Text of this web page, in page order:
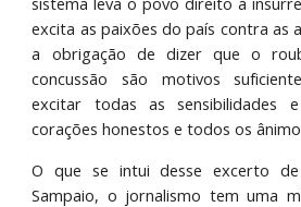
excita as paixões do país contra as
a obrigação de dizer que o
concussão são motivos
excitar todas as sensibilidades
corações honestos e todos os
O que se intui desse excerto
Sampaio, o jornalismo tem uma